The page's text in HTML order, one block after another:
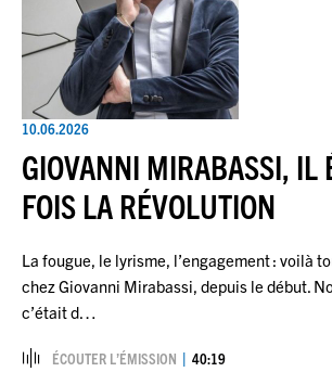
10.06.2026
GIOVANNI MIRABASSI, IL
FOIS LA RÉVOLUTION
La fougue, le lyrisme, l’engagement : voilà
chez Giovanni Mirabassi, depuis le début.
c’était d…
ÉCOUTER L’ÉMISSION 40:19